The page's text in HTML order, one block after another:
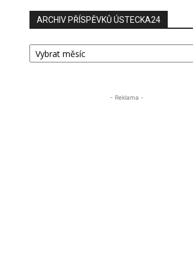
ARCHIV PŘÍSPĚVKŮ ÚSTECKA24
ARCHIV
PŘÍSPĚVKŮ
- Reklama -